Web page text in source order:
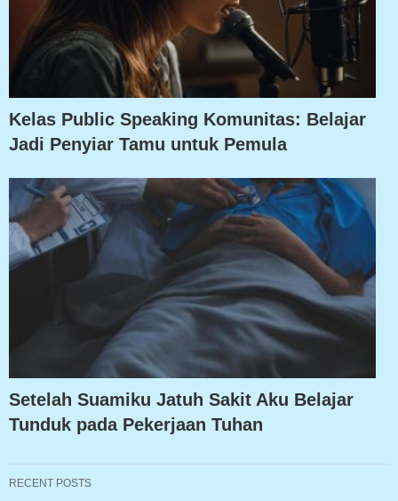
Kelas Public Speaking Komunitas: Belajar
Jadi Penyiar Tamu untuk Pemula
Setelah Suamiku Jatuh Sakit Aku Belajar
Tunduk pada Pekerjaan Tuhan
RECENT POSTS